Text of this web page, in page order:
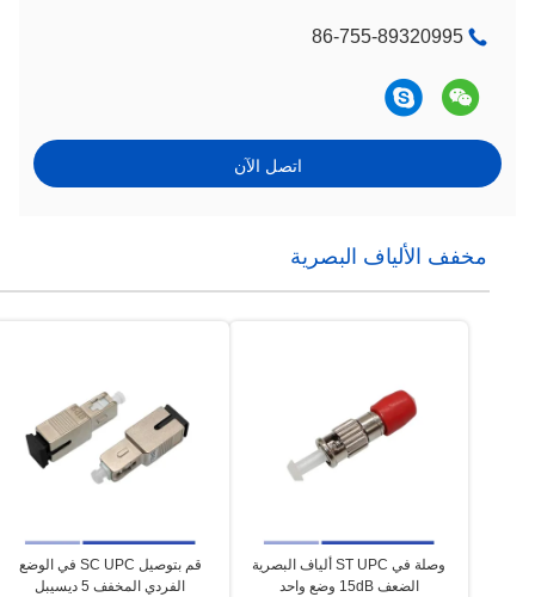
86-755-89320995
اتصل الآن
مخفف الألياف البصرية
وصلة في ST UPC ألياف البصرية
الضعف 15dB وضع واحد
قم بتوصيل SC UPC في الوضع
الفردي المخفف 5 ديسيبل